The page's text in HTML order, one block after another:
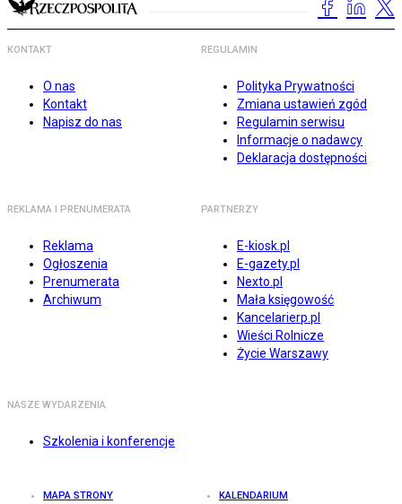
KONTAKT
O nas
Kontakt
Napisz do nas
REGULAMIN
Polityka Prywatności
Zmiana ustawień zgód
Regulamin serwisu
Informacje o nadawcy
Deklaracja dostępności
REKLAMA I PRENUMERATA
Reklama
Ogłoszenia
Prenumerata
Archiwum
PARTNERZY
E-kiosk.pl
E-gazety.pl
Nexto.pl
Mała księgowość
Kancelarierp.pl
Wieści Rolnicze
Życie Warszawy
NASZE WYDARZENIA
Szkolenia i konferencje
MAPA STRONY KALENDARIUM